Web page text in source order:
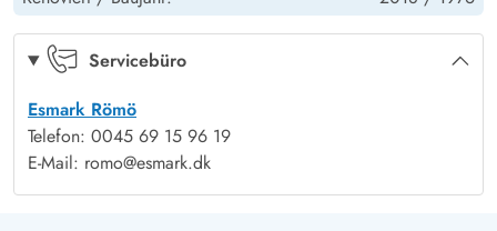
Fantastische Aussicht auf die Heidelandschaft
Von der offfenen und teilweise überdachten Terrasse des
umliegende Umgebung, die durch eine wunderschöne
Heidelandschaft geprägt ist, die im August und Anfang
Servicebüro
Esmark Römö
Telefon: 0045 69 15 96 19
E-Mail: romo@esmark.dk
Schaukeln